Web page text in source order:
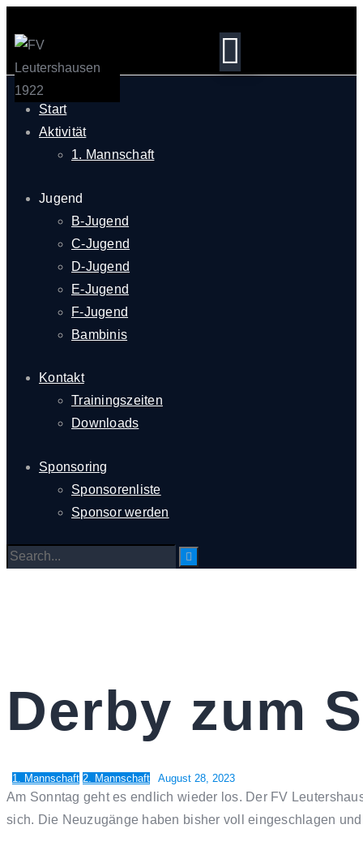
Start
Aktivität
1. Mannschaft
Jugend
B-Jugend
C-Jugend
D-Jugend
E-Jugend
F-Jugend
Bambinis
Kontakt
Trainingszeiten
Downloads
Sponsoring
Sponsorenliste
Sponsor werden
Derby zum
1. Mannschaft 2. Mannschaft August 28, 2023
Am Sonntag geht es endlich wieder los. Der FV
sich. Die Neuzugänge haben bisher voll eingeschlagen